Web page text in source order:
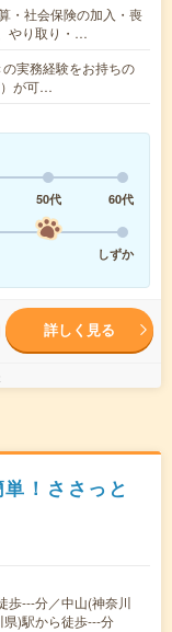
・社会保険の加入・喪
やり取り・…
実務経験をお持ちの
が可…
50代
60代
しずか
詳しく見る
！ささっと
歩---分／中山(神奈川
)駅から徒歩---分